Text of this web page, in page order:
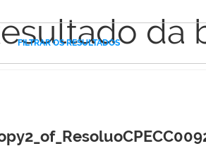
da
FILTRAR OS RESULTADOS